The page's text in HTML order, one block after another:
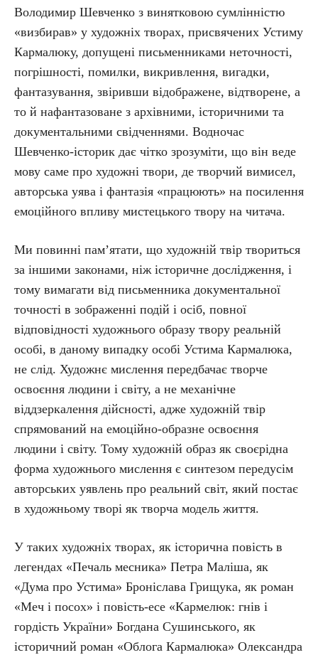
Володимир Шевченко з винятковою сумлінністю
«визбирав» у художніх творах, присвячених Устиму
Кармалюку, допущені письменниками неточності,
погрішності, помилки, викривлення, вигадки,
фантазування, звіривши відображене, відтворене, а
то й нафантазоване з архівними, історичними та
документальними свідченнями. Водночас
Шевченко-історик дає чітко зрозуміти, що він веде
мову саме про художні твори, де творчий вимисел,
авторська уява і фантазія «працюють» на посилення
емоційного впливу мистецького твору на читача.
Ми повинні пам’ятати, що художній твір твориться
за іншими законами, ніж історичне дослідження, і
тому вимагати від письменника документальної
точності в зображенні подій і осіб, повної
відповідності художнього образу твору реальній
особі, в даному випадку особі Устима Кармалюка,
не слід. Художнє мислення передбачає творче
освоєння людини і світу, а не механічне
віддзеркалення дійсності, адже художній твір
спрямований на емоційно-образне освоєння
людини і світу. Тому художній образ як своєрідна
форма художнього мислення є синтезом передусім
авторських уявлень про реальний світ, який постає
в художньому творі як творча модель життя.
У таких художніх творах, як історична повість в
легендах «Печаль месника» Петра Маліша, як
«Дума про Устима» Броніслава Грищука, як роман
«Меч і посох» і повість-есе «Кармелюк: гнів і
гордість України» Богдана Сушинського, як
історичний роман «Облога Кармалюка» Олександра